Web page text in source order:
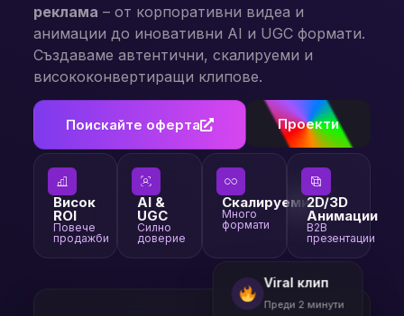
реклама – от корпоративни видеа и
анимации до иновативни AI и UGC формати.
Създаваме автентични, скалируеми и
висококонвертиращи клипове.
Поискайте оферта Проекти
Висок
ROI
Повече
продажби
AI &
UGC
Силно
доверие
Скалируеми
Много
формати
2D/3D
Анимации
B2B
презентации
Viral клип
Преди 2 минути